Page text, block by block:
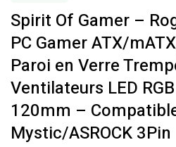
Spirit Of Gamer –
PC Gamer ATX/
Paroi en Verre
Ventilateurs LED
120mm –
Mystic/ASROCK 3Pin